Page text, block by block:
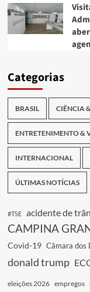
Categorias
BRASIL CIÊNCIA
ENTRETENIMENTO &
INTERNACIONAL
ÚLTIMAS NOTÍCIAS
#TSE acidente de
CAMPINA
Covid-19 Câmara dos
donald trump
eleições 2026 empregos